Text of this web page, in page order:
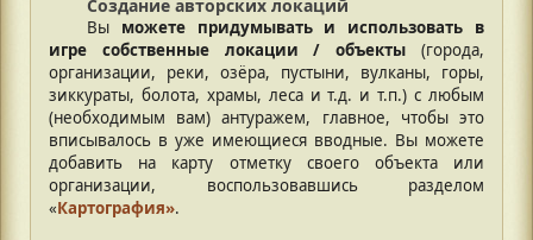
Создание авторских локаций
Вы можете придумывать и использовать в
игре собственные локации / объекты (города,
организации, реки, озёра, пустыни, вулканы, горы,
зиккураты, болота, храмы, леса и т.д. и т.п.) с любым
(необходимым вам) антуражем, главное, чтобы это
вписывалось в уже имеющиеся вводные. Вы можете
добавить на карту отметку своего объекта или
организации, воспользовавшись разделом
«Картография».